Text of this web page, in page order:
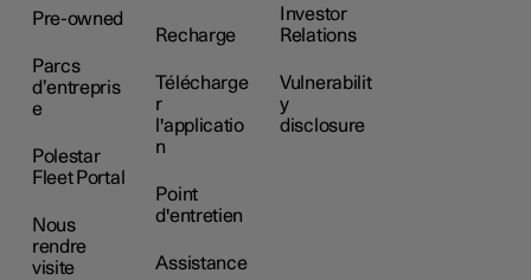
Pre-owned
Parcs
d’entrepris
e
Polestar
Fleet Portal
Nous
rendre
visite
Recharge
Télécharge
r
l'applicatio
n
Point
d'entretien
Assistance
Investor
Relations
Vulnerabilit
y
disclosure